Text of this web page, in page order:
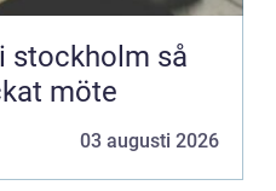
så
möte
03 augusti 2026